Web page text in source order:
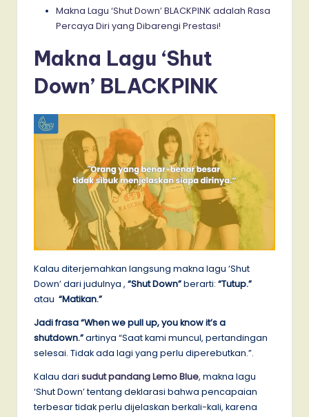
Makna Lagu ‘Shut Down’ BLACKPINK adalah Rasa
Percaya Diri yang Dibarengi Prestasi!
Makna Lagu ‘Shut
Down’ BLACKPINK
Kalau diterjemahkan langsung makna lagu ‘Shut
Down’ dari judulnya , “Shut Down”berarti: “Tutup.”
atau “Matikan.”
Jadi frasa “When we pull up, you know it’s a
shutdown.”artinya “Saat kami muncul, pertandingan
selesai. Tidak ada lagi yang perlu diperebutkan.”.
Kalau dari sudut pandang Lemo Blue, makna lagu
‘Shut Down’ tentang deklarasi bahwa pencapaian
terbesar tidak perlu dijelaskan berkali-kali, karena